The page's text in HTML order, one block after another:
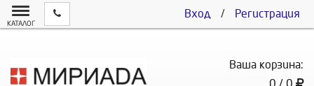
Вход / Регистрация
КАТАЛОГ
Ваша корзина:
0 / 0